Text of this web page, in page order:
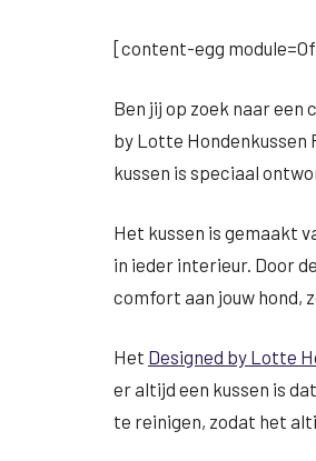
[content-egg
Ben jij op zoek naar een
by Lotte Hondenkussen
kussen is speciaal
Het kussen is gemaakt
in ieder interieur. Door
comfort aan jouw hond,
Het Designed by Lotte
er altijd een kussen is
te reinigen, zodat het